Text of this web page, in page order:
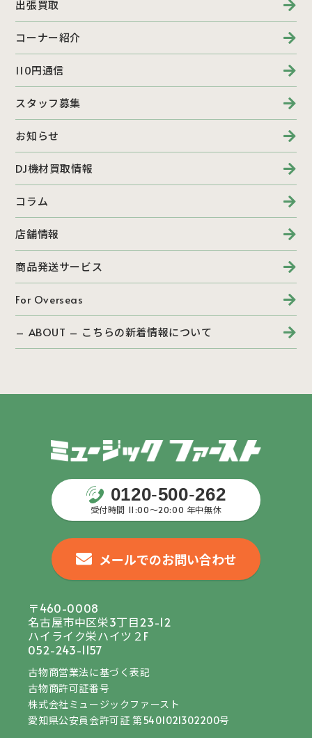
出張買取
コーナー紹介
110円通信
スタッフ募集
お知らせ
DJ機材買取情報
コラム
店舗情報
商品発送サービス
For Overseas
– ABOUT – こちらの新着情報について
0120-500-262
受付時間 11:00〜20:00 年中無休
メールでのお問い合わせ
〒460-0008
名古屋市中区栄3丁目23-12
ハイライク栄ハイツ２F
052-243-1157
古物商営業法に基づく表記
古物商許可証番号
株式会社ミュージックファースト
愛知県公安員会許可証 第5401021302200号